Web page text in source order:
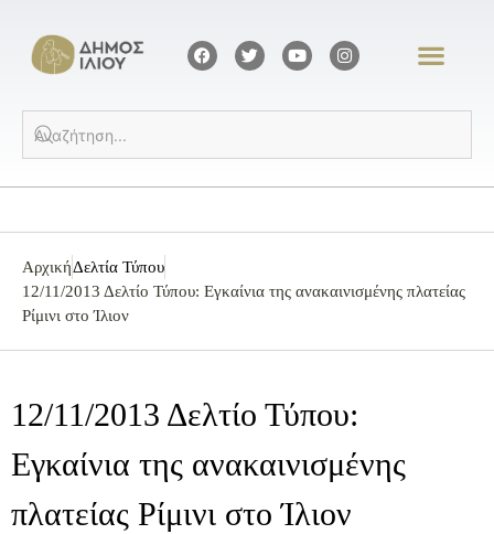
ΑρχικήΔελτία Τύπου
12/11/2013 Δελτίο Τύπου: Εγκαίνια της ανακαινισμένης πλατείας
Ρίμινι στο Ίλιον
12/11/2013 Δελτίο Τύπου:
Εγκαίνια της ανακαινισμένης
πλατείας Ρίμινι στο Ίλιον